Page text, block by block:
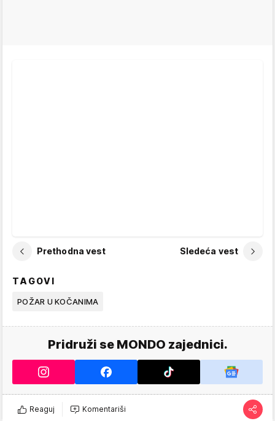
Prethodna vest Sledeća vest
TAGOVI
POŽAR U KOČANIMA
Pridruži se MONDO zajednici.
Reaguj Komentariši